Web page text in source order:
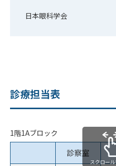
日本眼科学会
診療担当表
1階1Aブロック
診察室
スクロー